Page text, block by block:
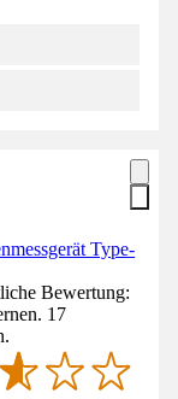
Type-
Bewertung:
17